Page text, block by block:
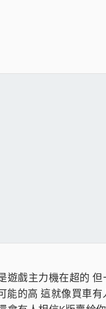
戲主力機在超的
的高 這就像買車